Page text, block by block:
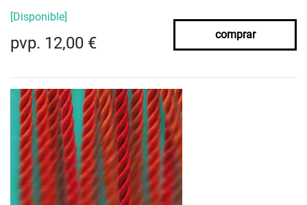
[Disponible]
pvp. 12,00 € comprar